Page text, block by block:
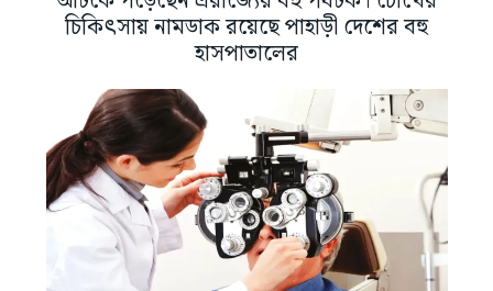
চিকিৎসায় নামডাক রয়েছে পাহাড়ী দেশের বহু
হাসপাতালের